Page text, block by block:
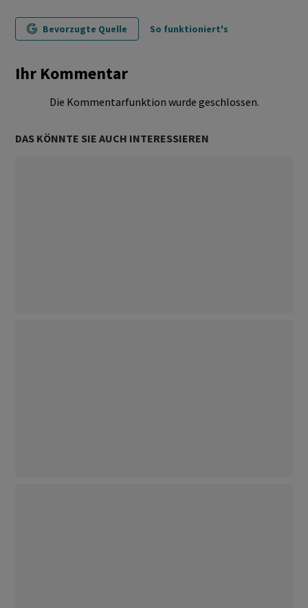
Bevorzugte Quelle So funktioniert's
Ihr Kommentar
Die Kommentarfunktion wurde geschlossen.
DAS KÖNNTE SIE AUCH INTERESSIEREN